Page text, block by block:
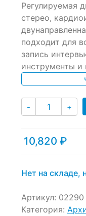
customer
ratings
Регулируемая
стерео,
подходит для
запись
инструменты и
- Количество
+
10,820 ₽
Нет на складе,
Артикул: 02290
Категория: